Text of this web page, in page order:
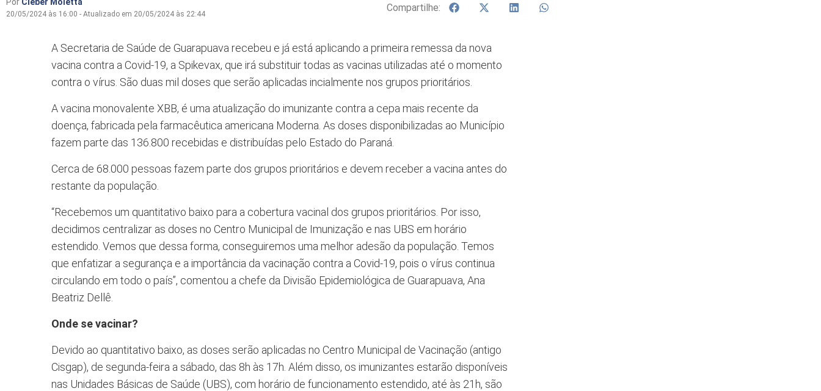
20/05/2024 às 16:00 - Atualizado em 20/05/2024 às 22:44
Compartilhe:
A Secretaria de Saúde de Guarapuava recebeu e já está aplicando a primeira remessa da nova
vacina contra a Covid-19, a Spikevax, que irá substituir todas as vacinas utilizadas até o momento
contra o vírus. São duas mil doses que serão aplicadas incialmente nos grupos prioritários.
A vacina monovalente XBB, é uma atualização do imunizante contra a cepa mais recente da
doença, fabricada pela farmacêutica americana Moderna. As doses disponibilizadas ao Município
fazem parte das 136.800 recebidas e distribuídas pelo Estado do Paraná.
Cerca de 68.000 pessoas fazem parte dos grupos prioritários e devem receber a vacina antes do
restante da população.
“Recebemos um quantitativo baixo para a cobertura vacinal dos grupos prioritários. Por isso,
decidimos centralizar as doses no Centro Municipal de Imunização e nas UBS em horário
estendido. Vemos que dessa forma, conseguiremos uma melhor adesão da população. Temos
que enfatizar a segurança e a importância da vacinação contra a Covid-19, pois o vírus continua
circulando em todo o país”, comentou a chefe da Divisão Epidemiológica de Guarapuava, Ana
Beatriz Dellê.
Onde se vacinar?
Devido ao quantitativo baixo, as doses serão aplicadas no Centro Municipal de Vacinação (antigo
Cisgap), de segunda-feira a sábado, das 8h às 17h. Além disso, os imunizantes estarão disponíveis
nas Unidades Básicas de Saúde (UBS), com horário de funcionamento estendido, até às 21h, são